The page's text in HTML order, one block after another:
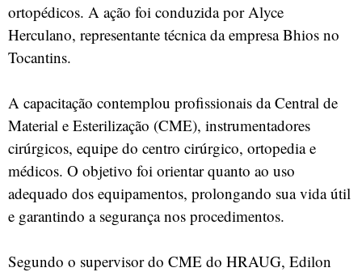
ortopédicos. A ação foi conduzida por Alyce
Herculano, representante técnica da empresa Bhios no
Tocantins.
A capacitação contemplou profissionais da Central de
Material e Esterilização (CME), instrumentadores
cirúrgicos, equipe do centro cirúrgico, ortopedia e
médicos. O objetivo foi orientar quanto ao uso
adequado dos equipamentos, prolongando sua vida útil
e garantindo a segurança nos procedimentos.
Segundo o supervisor do CME do HRAUG, Edilon